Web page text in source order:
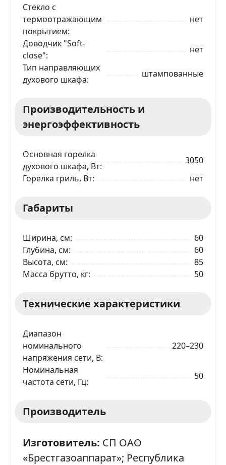
Стекло с
термоотражающим
покрытием
нет
Доводчик "Soft-
close"
нет
Тип направляющих
духового шкафа
штампованные
Производительность и
энергоэффективность
Основная горелка
духового шкафа, Вт
3050
Горелка гриль, Вт
нет
Габариты
Ширина, см
60
Глубина, см
60
Высота, см
85
Масса брутто, кг
50
Технические характеристики
Диапазон
номинального
напряжения сети, В
220–230
Номинальная
частота сети, Гц
50
Производитель
Изготовитель: СП ОАО
«Брестгазоаппарат»; Республика
Я даю согласие на обработку моих персональных
данных в соответствии
площадки